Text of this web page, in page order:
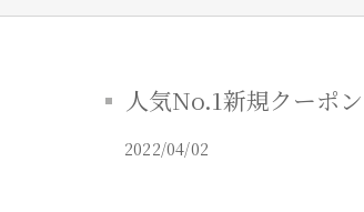
人気No.1新規クーポ
2022/04/02